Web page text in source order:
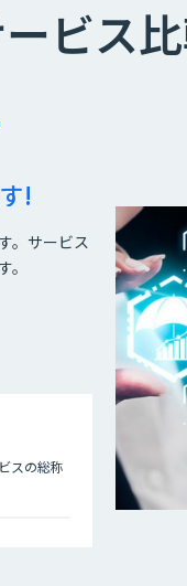
ビス
!
。サービス
スの総称
・計量モ